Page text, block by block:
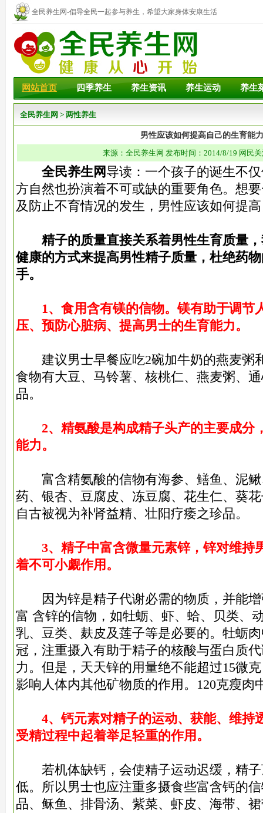
全民养生网-倡导全民一起参与养生，希望大家身体安康生活
幸福！
网站首页 四季养生 养生资讯 养生运动 养生
全民养生网 > 两性养生
男性应该如何提高自己的生育能力
来源：全民养生网 发布时间：2014/8/19 网民
全民养生网 导读：一个孩子的诞生不
方自然也扮演着不可或缺的重要角色。想
及防止不育情况的发生，男性应该如何提
精子的质量直接关系着男性生育质量
健康的方式来提高男性精子质量，杜绝药
手。
1、食用含有镁的信物。镁有助于调节
压、预防心脏病、提高男士的生育能力。
建议男士早餐应吃2碗加牛奶的燕麦粥
食物有大豆、马铃薯、核桃仁、燕麦粥、
品。
2、精氨酸是构成精子头产的主要成分
能力。
富含精氨酸的信物有海参、鳝鱼、泥鳅
药、银杏、豆腐皮、冻豆腐、花生仁、葵
自古被视为补肾益精、壮阳疗痿之珍品。
3、精子中富含微量元素锌，锌对维持
着不可小觑作用。
因为锌是精子代谢必需的物质，并能增
富 含锌的信物，如牡蛎、虾、蛤、贝类、
乳、豆类、麸皮及莲子等是必要的。牡蛎
冠，注重摄入有助于精子的核酸与蛋白质
力。但是，天天锌的用量绝不能超过15微
影响人体内其他矿物质的作用。120克瘦肉
4、钙元素对精子的运动、获能、维持
受精过程中起着举足轻重的作用。
若机体缺钙，会使精子运动迟缓，精子
低。所以男士也应注重多摄食些富含钙的
品、稣鱼、排骨汤、紫菜、虾皮、海带、